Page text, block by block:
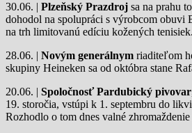
30.06. | Plzeňský Prazdroj sa na prahu
dohodol na spolupráci s výrobcom obuvi
na trh limitovanú edíciu kožených
28.06. | Novým generálnym riaditeľom
skupiny Heineken sa od októbra stane
20.06. | Spoločnosť Pardubický pivovar
19. storočia, vstúpi k 1. septembru do
Rozhodlo o tom dnes valné